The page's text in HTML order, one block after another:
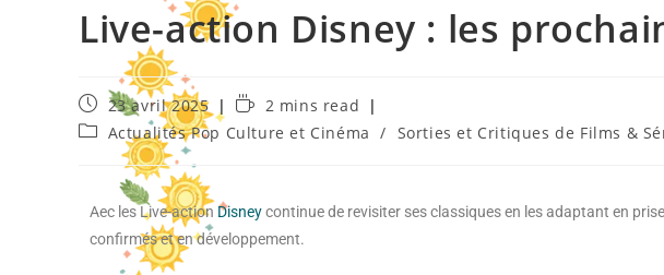
Live-action Disney : les
23 avril 2025
2 mins read
Actualités Pop Culture et Cinéma
/ Sorties et Critiques de Films &
Aec les Live-action Disneycontinue de revisiter ses classiques en les adaptant en
confirmés et en développement.